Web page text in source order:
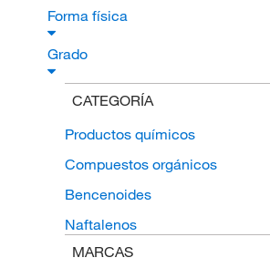
Forma física
Grado
CATEGORÍA
Productos químicos
Compuestos orgánicos
Bencenoides
Naftalenos
MARCAS